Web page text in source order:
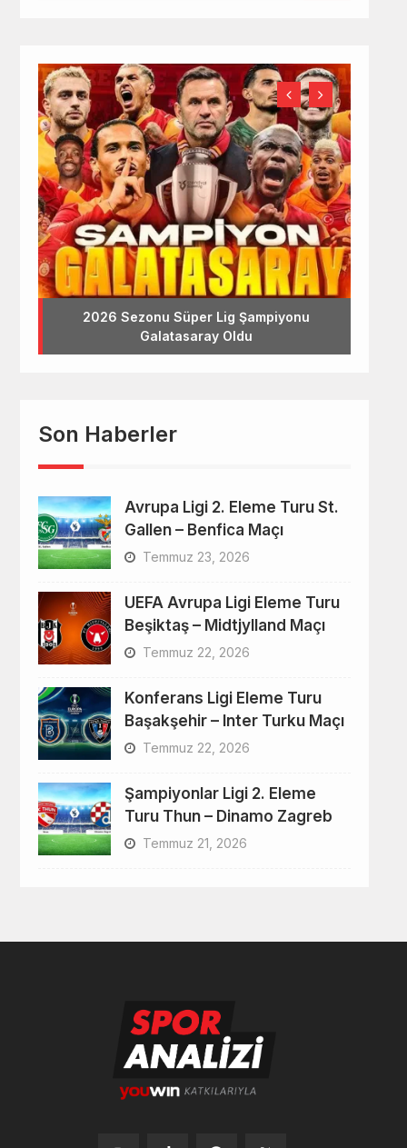
2026 Sezonu Süper Lig Şampiyonu
Galatasaray Oldu
Son Haberler
Avrupa Ligi 2. Eleme Turu St.
Gallen – Benfica Maçı
Temmuz 23, 2026
UEFA Avrupa Ligi Eleme Turu
Beşiktaş – Midtjylland Maçı
Temmuz 22, 2026
Konferans Ligi Eleme Turu
Başakşehir – Inter Turku Maçı
Temmuz 22, 2026
Şampiyonlar Ligi 2. Eleme
Turu Thun – Dinamo Zagreb
Temmuz 21, 2026
Tiktok